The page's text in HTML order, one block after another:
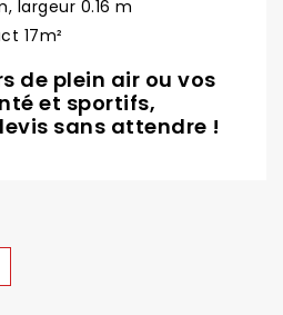
largeur 0.16 m
17m²
de plein air ou vos
et sportifs,
sans attendre !